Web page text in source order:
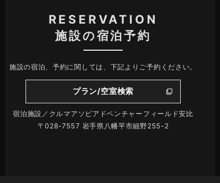
RESERVATION
施設の宿泊予約
施設の宿泊、予約に関しては、下記よりご予約ください。
プラン/空室検索
宿泊施設／クルマアソビアドベンチャーフィールド安比
〒028-7557 岩手県八幡平市細野255-2